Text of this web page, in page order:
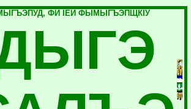
ФИ IЕЙ ФЫМЫГЪЭПЩКIУ